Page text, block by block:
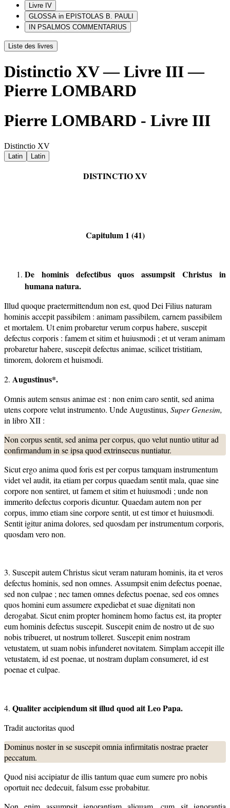
Livre IV
GLOSSA in EPISTOLAS B. PAULI
IN PSALMOS COMMENTARIUS
Liste des livres
Distinctio XV — Livre III —
Pierre LOMBARD
Pierre LOMBARD - Livre III
Distinctio XV
Latin Latin
DISTINCTIO XV
Capitulum 1 (41)
De hominis defectibus quos assumpsit Christus in
humana natura.
Illud quoque praetermittendum non est, quod Dei Filius naturam
hominis accepit passibilem : animam passibilem, carnem passibilem
et mortalem. Ut enim probaretur verum corpus habere, suscepit
defectus corporis : famem et sitim et huiusmodi ; et ut veram animam
probaretur habere, suscepit defectus animae, scilicet tristitiam,
timorem, dolorem et huismodi.
2. Augustinus*.
Omnis autem sensus animae est : non enim caro sentit, sed anima
utens corpore velut instrumento. Unde Augustinus, Super Genesim,
in libro XII :
Non corpus sentit, sed anima per corpus, quo velut nuntio utitur ad
confirmandum in se ipsa quod extrinsecus nuntiatur.
Sicut ergo anima quod foris est per corpus tamquam instrumentum
videt vel audit, ita etiam per corpus quaedam sentit mala, quae sine
corpore non sentiret, ut famem et sitim et huiusmodi ; unde non
immerito defectus corporis dicuntur. Quaedam autem non per
corpus, immo etiam sine corpore sentit, ut est timor et huiusmodi.
Sentit igitur anima dolores, sed quosdam per instrumentum corporis,
quosdam vero non.
3. Suscepit autem Christus sicut veram naturam hominis, ita et veros
defectus hominis, sed non omnes. Assumpsit enim defectus poenae,
sed non culpae ; nec tamen omnes defectus poenae, sed eos omnes
quos homini eum assumere expediebat et suae dignitati non
derogabat. Sicut enim propter hominem homo factus est, ita propter
eum hominis defectus suscepit. Suscepit enim de nostro ut de suo
nobis tribueret, ut nostrum tolleret. Suscepit enim nostram
vetustatem, ut suam nobis infunderet novitatem. Simplam accepit ille
vetustatem, id est poenae, ut nostram duplam consumeret, id est
poenae et culpae.
4. Qualiter accipiendum sit illud quod ait Leo Papa.
Tradit auctoritas quod
Dominus noster in se suscepit omnia infirmitatis nostrae praeter
peccatum.
Quod nisi accipiatur de illis tantum quae eum sumere pro nobis
oportuit nec dedecuit, falsum esse probabitur.